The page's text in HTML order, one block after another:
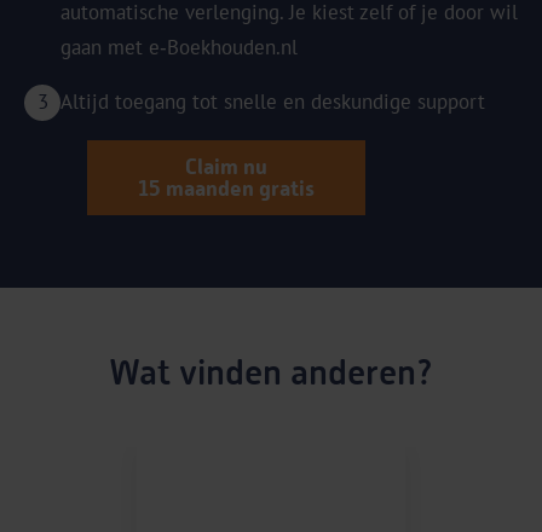
automatische verlenging. Je kiest zelf of je door wil
gaan met e‑Boekhouden.nl
Altijd toegang tot snelle en deskundige support
Claim nu
15 maanden gratis
Wat vinden anderen?